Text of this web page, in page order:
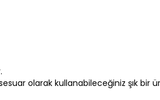
olarak kullanabileceğiniz şık bir